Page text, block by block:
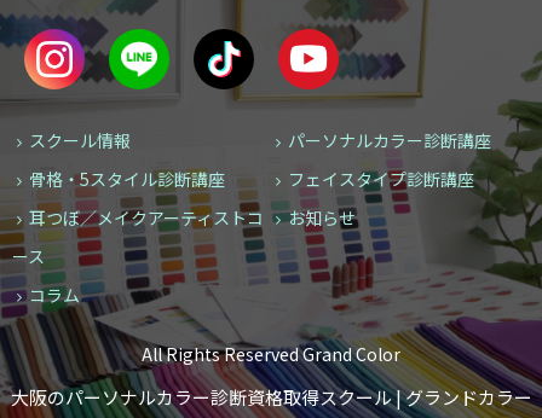
スクール情報
パーソナルカラー診断講座
骨格・5スタイル診断講座
フェイスタイプ診断講座
耳つぼ／メイクアーティストコ
ース
お知らせ
コラム
All Rights Reserved Grand Color
大阪のパーソナルカラー診断資格取得スクール | グランドカラー